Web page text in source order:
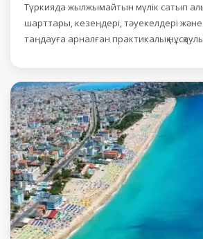
Түркияда жылжымайтын мүлік сатып
шарттары, кезеңдері, тәуекелдері
таңдауға арналған практикалық